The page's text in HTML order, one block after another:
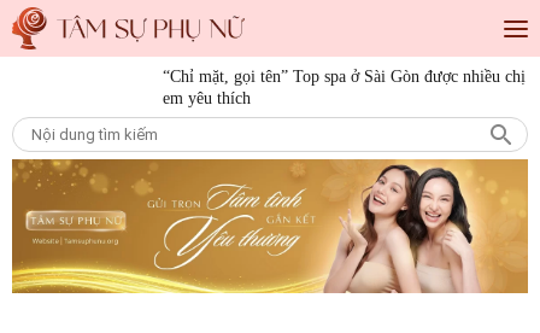
“Chỉ mặt, gọi tên” Top spa ở Sài Gòn được nhiều chị
em yêu thích
“Save” ngay địa chỉ làm tóc đẹp Sài Gòn cho những
10 bí quyết làm đẹp cho nàng mọi độ tuổi
15 bí quyết làm đẹp da mặt từ thiên nhiên giúp nàng
luôn tươi trẻ